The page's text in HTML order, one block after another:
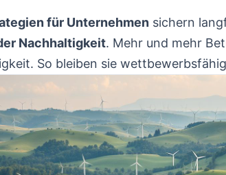
für Unternehmen sichern
Nachhaltigkeit. Mehr und mehr
So bleiben sie